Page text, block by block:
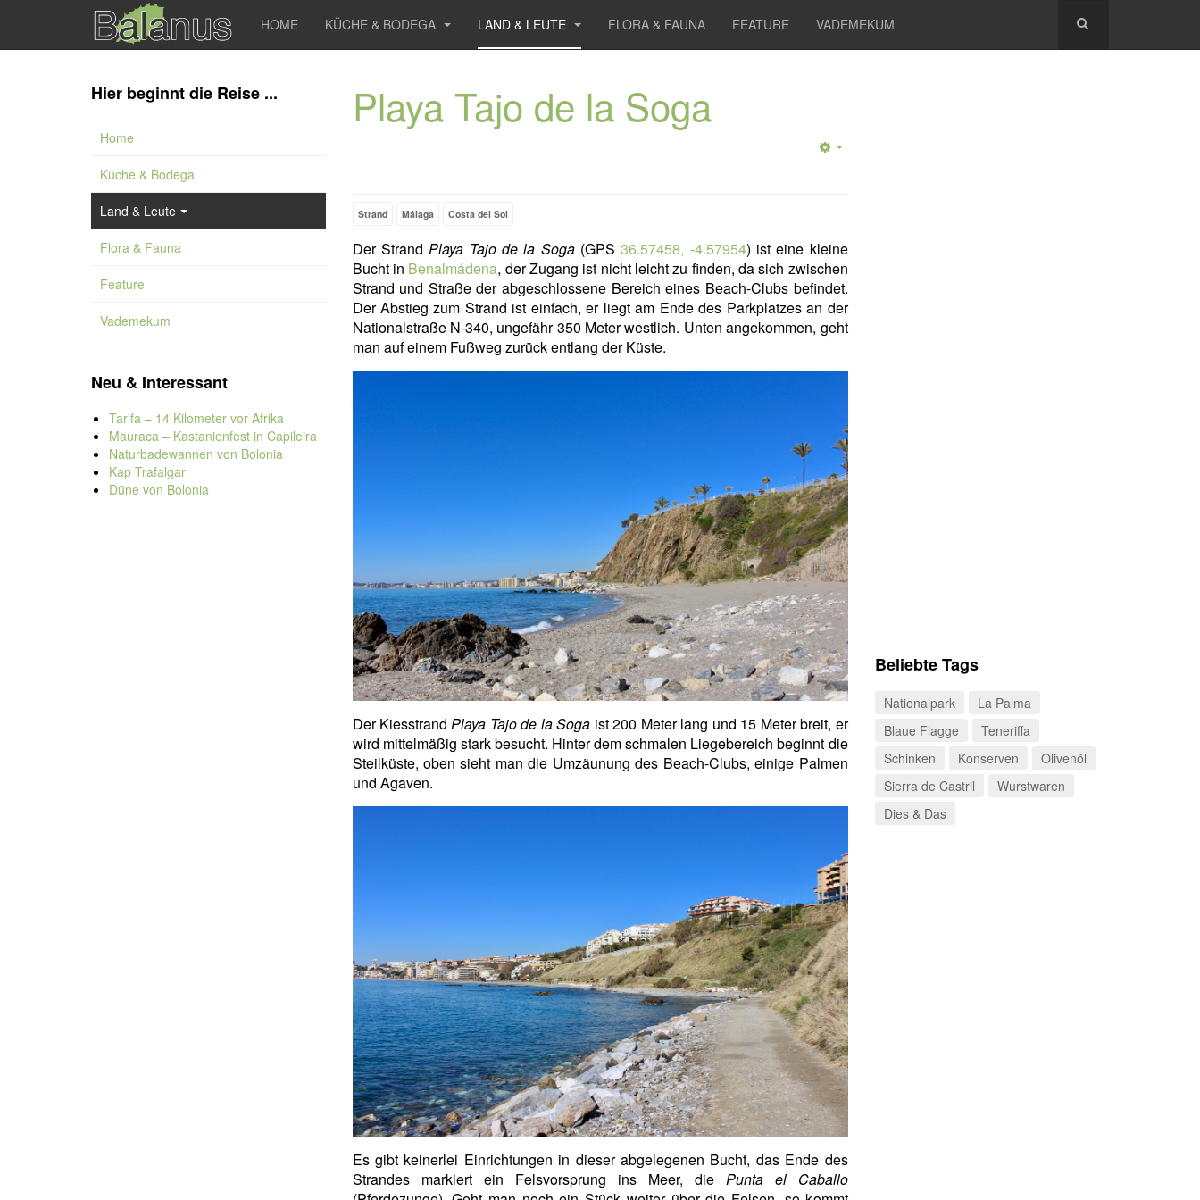
HOME KÜCHE & BODEGA LAND & LEUTE FLORA & FAUNA FEATURE VADEMEKUM
Playa Tajo de la Soga
Strand Málaga Costa del Sol
Der StrandPlaya Tajo de la Soga (GPS36.57458, -4.57954) ist eine kleine
Bucht in Benalmádena, der Zugang ist nicht leicht zu finden, da sich zwischen
Strand und Straße der abgeschlossene Bereich eines Beach-Clubs befindet.
Der Abstieg zum Strand ist einfach, er liegt am Ende des Parkplatzes an der
Nationalstraße N-340, ungefähr 350 Meter westlich. Unten angekommen, geht
man auf einem Fußweg zurück entlang der Küste.
Der KiesstrandPlaya Tajo de la Soga ist 200 Meter lang und 15 Meter breit, er
wird mittelmäßig stark besucht. Hinter dem schmalen Liegebereich beginnt die
Steilküste, oben sieht man die Umzäunung des Beach-Clubs, einige Palmen
und Agaven.
Es gibt keinerlei Einrichtungen in dieser abgelegenen Bucht, das Ende des
Strandes markiert ein Felsvorsprung ins Meer, die Punta el Caballo
Hier beginnt die Reise ...
Home
Küche & Bodega
Land & Leute
Flora & Fauna
Feature
Vademekum
Neu & Interessant
Tarifa – 14 Kilometer vor Afrika
Mauraca – Kastanienfest in Capileira
Naturbadewannen von Bolonia
Kap Trafalgar
Düne von Bolonia
Beliebte Tags
Nationalpark
La Palma
Blaue Flagge
Teneriffa
Schinken
Konserven
Olivenöl
Sierra de Castril
Wurstwaren
Dies & Das